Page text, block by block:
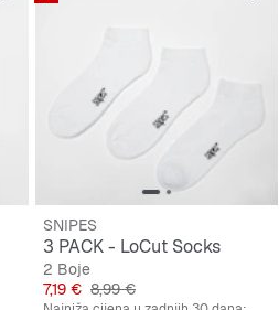
SNIPES
3 PACK - LoCut Socks
2 Boje
Cijena
7,19 € Originalna cijena
8,99 €